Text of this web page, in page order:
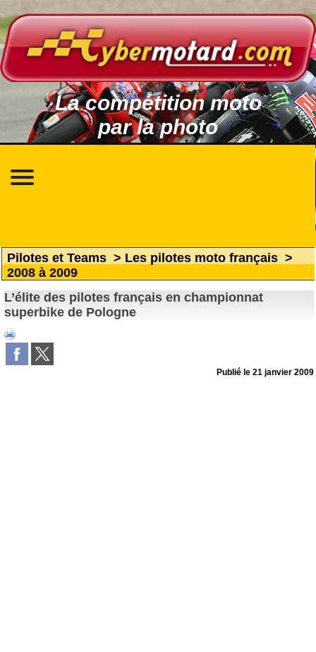
La compétition moto
par la photo
Pilotes et Teams > Les pilotes moto français >
2008 à 2009
L’élite des pilotes français en championnat
superbike de Pologne
Publié le21 janvier 2009